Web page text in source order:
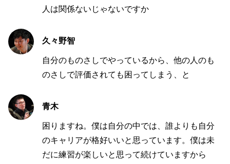
人は関係ないじゃないですか
久々野智
自分のものさしでやっているから、他の人のも
のさしで評価されても困ってしまう、と
青木
困りますね。僕は自分の中では、誰よりも自分
のキャリアが格好いいと思っています。僕は未
だに練習が楽しいと思って続けていますから